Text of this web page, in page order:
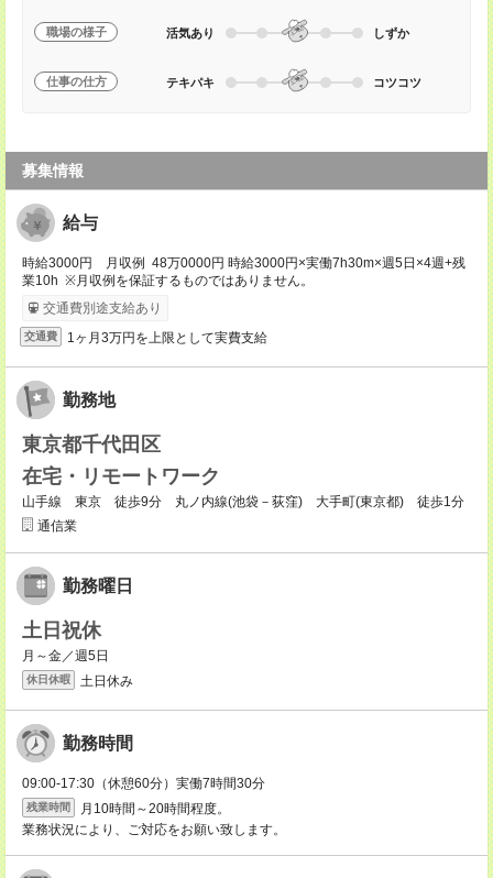
職場の様子 活気あり しずか
仕事の仕方 テキパキ コツコツ
募集情報
給与
時給3000円 月収例 48万0000円 時給3000円×実働7h30m×週5日×4週+残
業10h ※月収例を保証するものではありません。
交通費別途支給あり
交通費 1ヶ月3万円を上限として実費支給
勤務地
東京都千代田区
在宅・リモートワーク
山手線 東京 徒歩9分 丸ノ内線(池袋－荻窪) 大手町(東京都) 徒歩1分
通信業
勤務曜日
土日祝休
月～金／週5日
休日休暇 土日休み
勤務時間
09:00-17:30（休憩60分）実働7時間30分
残業時間
月10時間～20時間程度。
業務状況により、ご対応をお願い致します。